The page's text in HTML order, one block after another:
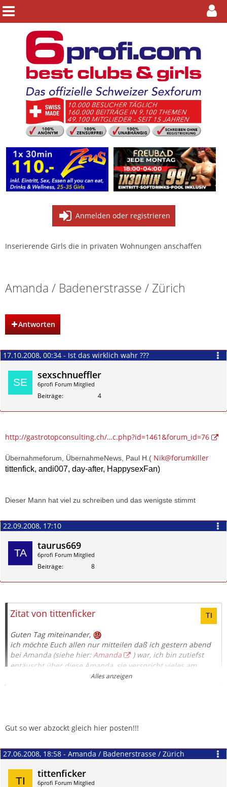
Anmelden oder registrieren
Inserierende Girls die in privaten Wohnungen anschaffen
Amanda / Badenerstrasse / Zürich
Antworten
17.10.2008, 00:34 - Ist das wirklich wahr ???
sexschnueffler
6profi Forum Mitglied
Beiträge 4
http://gastrotopconsulting.ch/…c.php?id=1461&forum_id=76
Übernahmeforum, ÜbernahmeNews, Paul H.( Nik@forumkiller
tittenfick, andi007, day-after, HappysexFan)
Dieser Mann hat viel zu schreiben und das wenigste stimmt
Zitieren
22.09.2008, 17:10
taurus669
6profi Forum Mitglied
Beiträge 8
Zitat von tittenficker
Guten Tag miteinander,
ich möchte Euch allen nur mitteilen daß ich gestern abend
bei Amanda (siehe hier: Amanda
) war, ich bin zutiefst
entäuscht über diese Amanda, sie verspricht vieles am
Telefon, aber nichts wird eingehalten, kein küssen, blasen
& Privatgirl Besucher aber soetwas ist mir noch nie passiert.
abraten zu Ihr zu gehen!!
Alles anzeigen
Gut so wer abzockt gleich hier posten!!!
Zitieren
27.06.2008, 18:58 - Amanda / Badenerstrasse / Zürich
tittenficker
6profi Forum Mitglied